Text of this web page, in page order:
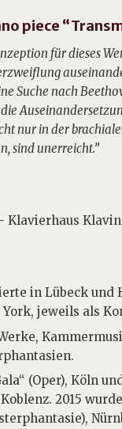
piece
für dieses
Suche nach
nur in der
sind unerreicht.”
Klavierhaus
in Lübeck
jeweils als
(Oper), Köln
Koblenz. 2015